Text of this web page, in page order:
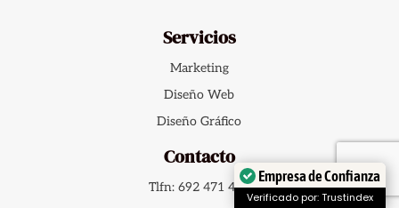
Servicios
Marketing
Diseño Web
Diseño Gráfico
Contacto
Tlfn: 692 471 401
Empresa de Confianza
Verificado por: Trustindex